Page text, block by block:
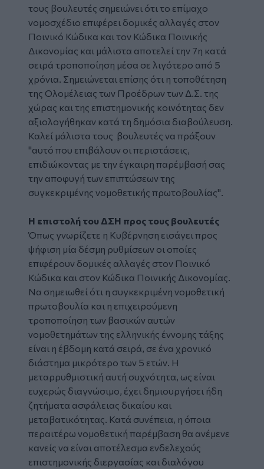
τους βουλευτές σημειώνει ότι το επίμαχο
νομοσχέδιο επιφέρει δομικές αλλαγές στον
Ποινικό Κώδικα και τον Κώδικα Ποινικής
Δικονομίας και μάλιστα αποτελεί την 7η κατά
σειρά τροποποίηση μέσα σε λιγότερο από 5
χρόνια. Σημειώνεται επίσης ότι η τοποθέτηση
της Ολομέλειας των Προέδρων των Δ.Σ. της
χώρας και της επιστημονικής κοινότητας δεν
αξιολογήθηκαν κατά τη δημόσια διαβούλευση.
Καλεί μάλιστα τους βουλευτές να πράξουν
"αυτό που επιβάλουν οι περιστάσεις,
επιδιώκοντας με την έγκαιρη παρέμβασή σας
την αποφυγή των επιπτώσεων της
συγκεκριμένης νομοθετικής πρωτοβουλίας".
Η επιστολή του ΔΣΗ προς τους βουλευτές
Όπως γνωρίζετε η Κυβέρνηση εισάγει προς
ψήφιση μία δέσμη ρυθμίσεων οι οποίες
επιφέρουν δομικές αλλαγές στον Ποινικό
Κώδικα και στον Κώδικα Ποινικής Δικονομίας.
Να σημειωθεί ότι η συγκεκριμένη νομοθετική
πρωτοβουλία και η επιχειρούμενη
τροποποίηση των βασικών αυτών
νομοθετημάτων της ελληνικής έννομης τάξης
είναι η έβδομη κατά σειρά, σε ένα χρονικό
διάστημα μικρότερο των 5 ετών. Η
μεταρρυθμιστική αυτή συχνότητα, ως είναι
ευχερώς διαγνώσιμο, έχει δημιουργήσει ήδη
ζητήματα ασφάλειας δικαίου και
μεταβατικότητας. Κατά συνέπεια, η όποια
περαιτέρω νομοθετική παρέμβαση θα ανέμενε
κανείς να είναι αποτέλεσμα ενδελεχούς
επιστημονικής διεργασίας και διαλόγου